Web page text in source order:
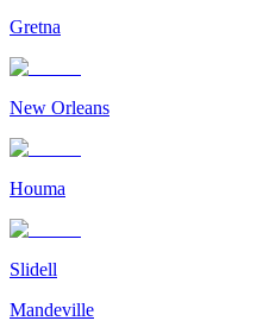
Gretna
New Orleans
Houma
Slidell
Mandeville